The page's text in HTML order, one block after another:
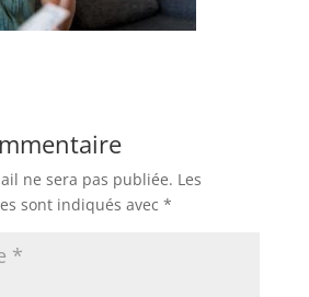
ne sera pas publiée. Les
sont indiqués avec *